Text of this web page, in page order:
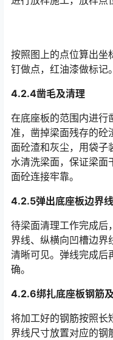
按照图上的点位算出坐
钉做点，红油漆做标记
4.2.4凿毛及清理
在底座板的范围内进行
准，凿掉梁面残存的砼
面砼渣和灰尘，用袋子
水清洗梁面，保证梁面
面砼连接牢靠。󠅅󠅃󠄵󠅂󠄪󠇖󠆨󠆨󠇕󠆞󠆒󠅬󠇘󠆭󠆘󠇙󠆝󠅵󠇗󠆭󠆁󠄐󠇗󠅹󠅸󠇖󠆍󠅳󠇖󠅹󠅰󠇖󠆌󠅹
4.2.5弹出底座板边界线
待梁面清理工作完成后
界线、纵横向凹槽边界
清晰可见。弹线完成后
确。
4.2.6绑扎底座板钢筋
将加工好的钢筋按照长
界线尺寸放置对应的钢